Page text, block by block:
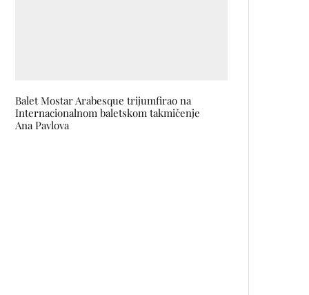
Balet Mostar Arabesque trijumfirao na
Internacionalnom baletskom takmičenje
Ana Pavlova